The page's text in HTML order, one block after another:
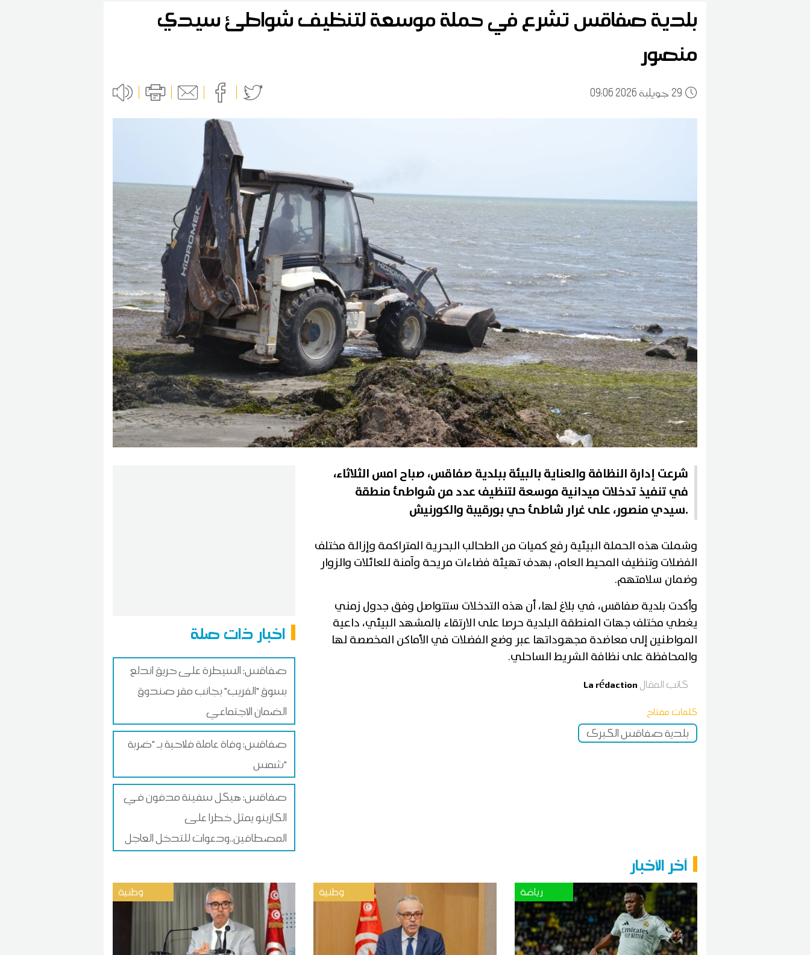
بلدية صفاقس تشرع في حملة موسعة لتنظيف شواطئ سيدي
منصور
29 09:06 2026 جويلية
اخبار ذات صلة
صفاقس: السيطرة على حريق اندلع
بسوق "الفريب" بجانب مقر صندوق
الضمان الاجتماعي
صفاقس: وفاة عاملة فلاحية بـ "ضربة
شمس"
صفاقس: هيكل سفينة مدفون في
الكازينو يمثل خطرا على
المصطافين..ودعوات للتدخل العاجل
شرعت إدارة النظافة والعناية بالبيئة ببلدية صفاقس، صباح امس الثلاثاء،
في تنفيذ تدخلات ميدانية موسعة لتنظيف عدد من شواطئ منطقة
سيدي منصور، على غرار شاطئ حي بورقيبة والكورنيش.
وشملت هذه الحملة البيئية رفع كميات من الطحالب البحرية المتراكمة وإزالة مختلف
الفضلات وتنظيف المحيط العام، بهدف تهيئة فضاءات مريحة وآمنة للعائلات والزوار
وضمان سلامتهم.
وأكدت بلدية صفاقس، في بلاغ لها، أن هذه التدخلات ستتواصل وفق جدول زمني
يغطي مختلف جهات المنطقة البلدية حرصا على الارتقاء بالمشهد البيئي، داعية
المواطنين إلى معاضدة مجهوداتها عبر وضع الفضلات في الأماكن المخصصة لها
والمحافظة على نظافة الشريط الساحلي.
كاتب المقال La rédaction
كلمات مفتاح
بلدية صفاقس الكبرى
آخر الأخبار
وطنية وطنية رياضة